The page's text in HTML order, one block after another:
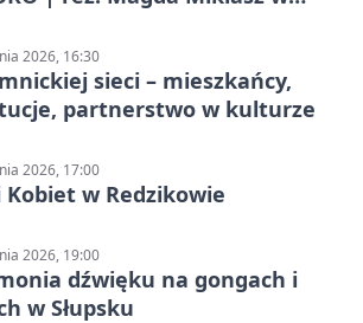
2026, 16:30
sieci – mieszkańcy,
partnerstwo w kulturze
2026, 17:00
Kobiet w Redzikowie
2026, 19:00
dźwięku na gongach i
w Słupsku